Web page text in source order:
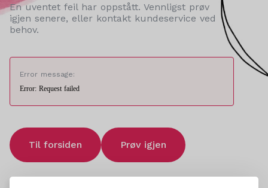
En uventet feil har oppstått. Vennligst prøv
igjen senere, eller kontakt kundeservice ved
behov.
Error message:
Error: Request failed
Til forsiden Prøv igjen